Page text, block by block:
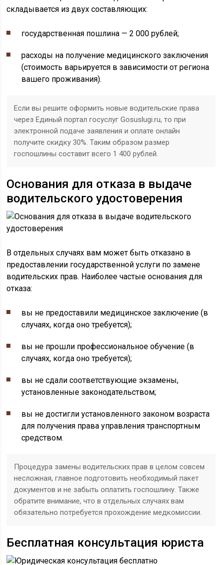
складывается из двух составляющих:
государственная пошлина — 2 000 рублей;
расходы на получение медицинского заключения
(стоимость варьируется в зависимости от региона
вашего проживания).
Если вы решите оформить новые водительские права
через Единый портал госуслуг Gosuslugi.ru, то при
электронной подаче заявления и оплате онлайн
получите скидку 30%. Таким образом размер
госпошлины составит всего 1 400 рублей.
Основания для отказа в выдаче
водительского удостоверения
В отдельных случаях вам может быть отказано в
предоставлении государственной услуги по замене
водительских прав. Наиболее частые основания для
отказа:
вы не предоставили медицинское заключение (в
случаях, когда оно требуется);
вы не прошли профессиональное обучение (в
случаях, когда оно требуется);
вы не сдали соответствующие экзамены,
установленные законодательством;
вы не достигли установленного законом возраста
для получения права управления транспортным
средством.
Процедура замены водительских прав в целом совсем
несложная, главное подготовить необходимый пакет
документов и не забыть оплатить госпошлину. Также
обратите внимание, что в отдельных случаях вам
обязательно потребуется прохождение медкомиссии.
Бесплатная консультация юриста